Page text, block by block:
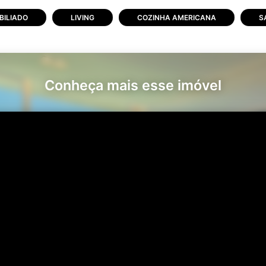
LIVING COZINHA AMERICANA
Conheça mais esse imóvel